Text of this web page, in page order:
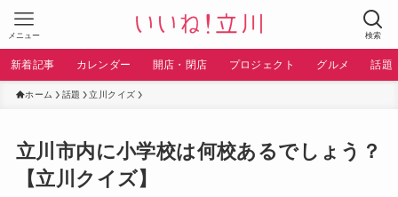
検索
メニュー
新着記事 カレンダー 開店・閉店 プロジェクト グルメ 話題
ホーム 話題 立川クイズ
立川市内に小学校は何校あるでしょう？
【立川クイズ】